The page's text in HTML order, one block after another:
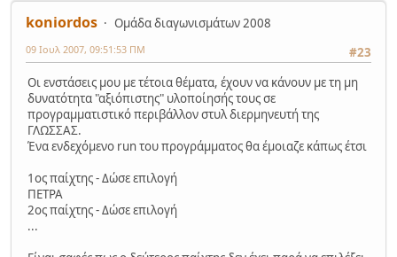
koniordos
Ομάδα διαγωνισμάτων 2008
#23
09 Ιουλ 2007, 09:51:53 ΠΜ
Οι ενστάσεις μου με τέτοια θέματα, έχουν να κάνουν με τη μη
δυνατότητα "αξιόπιστης" υλοποίησής τους σε
προγραμματιστικό περιβάλλον στυλ διερμηνευτή της
ΓΛΩΣΣΑΣ.
Ένα ενδεχόμενο run του προγράμματος θα έμοιαζε κάπως έτσι
1ος παίχτης - Δώσε επιλογή
ΠΕΤΡΑ
2ος παίχτης - Δώσε επιλογή
...